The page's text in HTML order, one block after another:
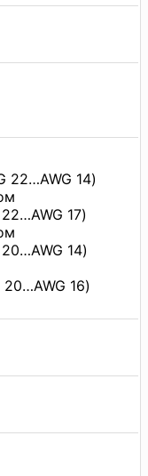
22…AWG 14)
17)
14)
16)